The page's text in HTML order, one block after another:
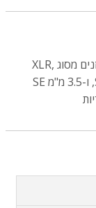
כבלים מאוזנים מסוג XLR,